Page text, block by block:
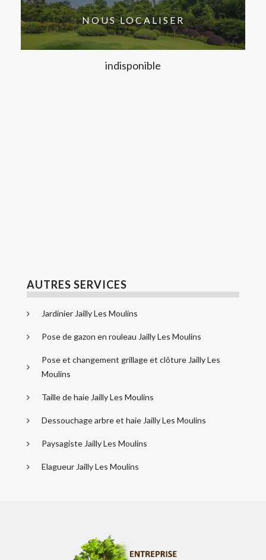
NOUS LOCALISER
indisponible
AUTRES SERVICES
Jardinier Jailly Les Moulins
Pose de gazon en rouleau Jailly Les Moulins
Pose et changement grillage et clôture Jailly Les
Moulins
Taille de haie Jailly Les Moulins
Dessouchage arbre et haie Jailly Les Moulins
Paysagiste Jailly Les Moulins
Elagueur Jailly Les Moulins